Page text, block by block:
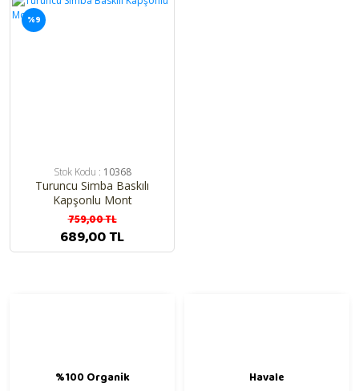
%9
Stok Kodu : 10368
Turuncu Simba Baskılı
Kapşonlu Mont
759,00 TL
689,00 TL
%100 Organik Havale